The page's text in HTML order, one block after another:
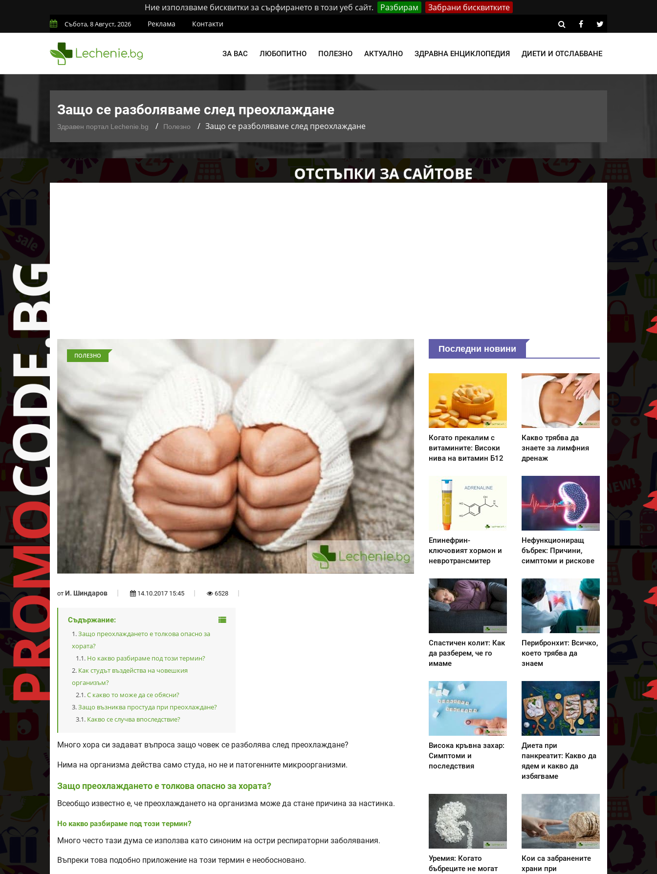
Ние използваме бисквитки за сърфирането в този уеб сайт. Разбирам Забрани бисквитките
Събота, 8 Август, 2026 Реклама Контакти
ЗА ВАС ЛЮБОПИТНО ПОЛЕЗНО АКТУАЛНО ЗДРАВНА ЕНЦИКЛОПЕДИЯ ДИЕТИ И ОТСЛАБВАНЕ
Защо се разболяваме след преохлаждане
Здравен портал Lechenie.bg Полезно Защо се разболяваме след преохлаждане
ПОЛЕЗНО
от И. Шиндаров 14.10.2017 15:45 6528
Съдържание:
Защо преохлаждането е толкова опасно за
хората?
Но какво разбираме под този термин?
Как студът въздейства на човешкия
организъм?
С какво то може да се обясни?
Защо възниква простуда при преохлаждане?
Какво се случва впоследствие?
Много хора си задават въпроса защо човек се разболява след преохлаждане?
Нима на организма действа само студа, но не и патогенните микроорганизми.
Защо преохлаждането е толкова опасно за хората?
Всеобщо известно е, че преохлаждането на организма може да стане причина за настинка.
Но какво разбираме под този термин?
Много често тази дума се използва като синоним на остри респираторни заболявания.
Въпреки това подобно приложение на този термин е необосновано.
Последни новини
Когато прекалим с
витамините: Високи
нива на витамин Б12
Какво трябва да
знаете за лимфния
дренаж
Епинефрин-
ключовият хормон и
невротрансмитер
Нефункциониращ
бъбрек: Причини,
симптоми и рискове
Спастичен колит: Как
да разберем, че го
имаме
Перибронхит: Всичко,
което трябва да
знаем
Висока кръвна захар:
Симптоми и
последствия
Диета при
панкреатит: Kакво да
ядем и какво да
избягваме
Уремия: Когато
бъбреците не могат
Кои са забранените
храни при